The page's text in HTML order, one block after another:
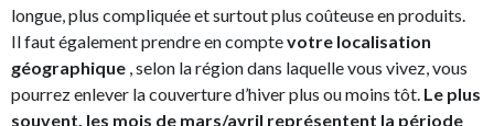
longue, plus compliquée et surtout plus coûteuse en produits.
Il faut également prendre en comptevotre localisation
géographique , selon la région dans laquelle vous vivez, vous
pourrez enlever la couverture d’hiver plus ou moins tôt. Le plus
souvent, les mois de mars/avril représentent la période